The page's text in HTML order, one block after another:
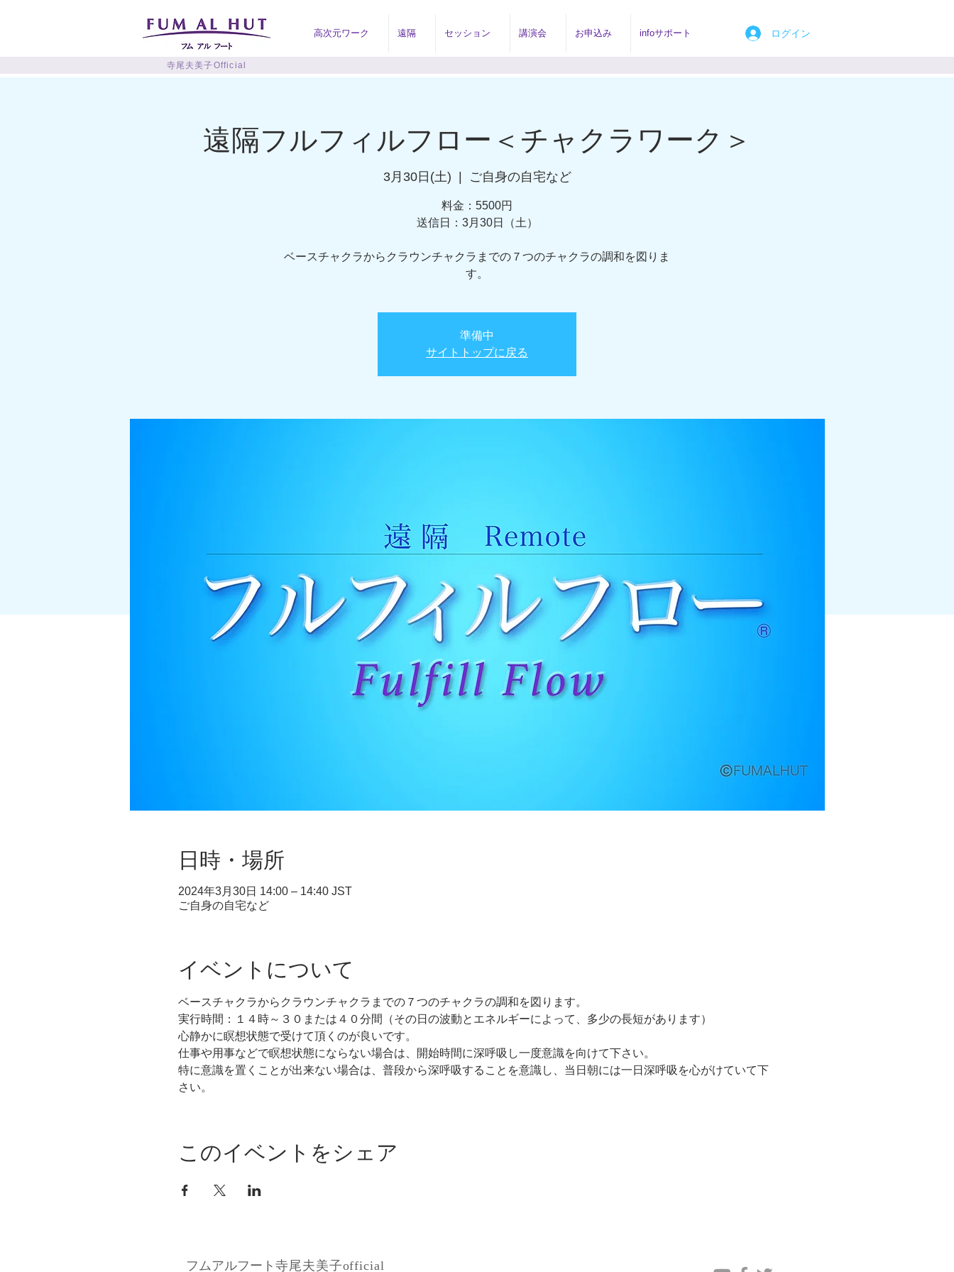
高次元ワーク 遠隔 セッション 講演会 お申込み infoサポート ログイン
寺尾夫美子Official
遠隔フルフィルフロー＜チャクラワーク＞
3月30日(土) ご自身の自宅など
料金：5500円
送信日：3月30日（土）
ベースチャクラからクラウンチャクラまでの７つのチャクラの調和を図りま
す。
準備中
サイトトップに戻る
日時・場所
2024年3月30日 14:00 – 14:40 JST
ご自身の自宅など
イベントについて
ベースチャクラからクラウンチャクラまでの７つのチャクラの調和を図ります。
実行時間：１４時～３０または４０分間（その日の波動とエネルギーによって、多少の長短があります）
心静かに瞑想状態で受けて頂くのが良いです。
仕事や用事などで瞑想状態にならない場合は、開始時間に深呼吸し一度意識を向けて下さい。
特に意識を置くことが出来ない場合は、普段から深呼吸することを意識し、当日朝には一日深呼吸を心がけていて下
さい。
このイベントをシェア
フムアルフート 寺尾夫美子official